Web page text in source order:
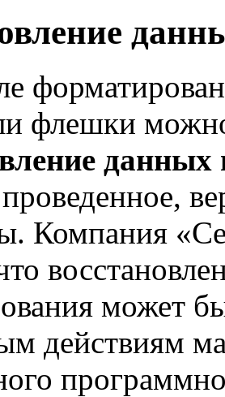
флешки
Компания
может
действиям